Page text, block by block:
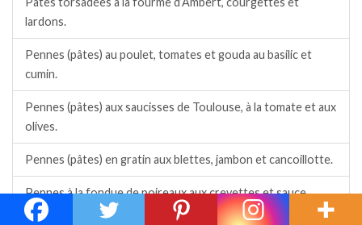
lardons.
Pennes (pâtes) au poulet, tomates et gouda au basilic et
cumin.
Pennes (pâtes) aux saucisses de Toulouse, à la tomate et aux
olives.
Pennes (pâtes) en gratin aux blettes, jambon et cancoillotte.
Pennes à la fondue de poireaux aux crevettes et sauce
crémée au curry doux.